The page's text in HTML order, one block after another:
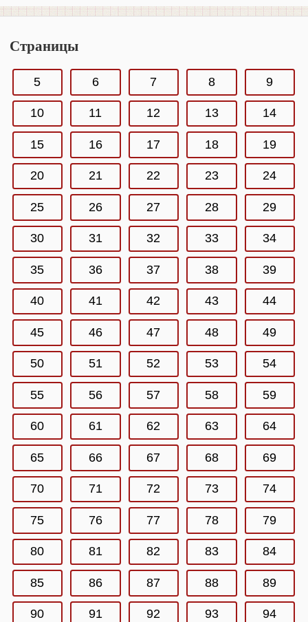
Страницы
5 6 7 8 9
10 11 12 13 14
15 16 17 18 19
20 21 22 23 24
25 26 27 28 29
30 31 32 33 34
35 36 37 38 39
40 41 42 43 44
45 46 47 48 49
50 51 52 53 54
55 56 57 58 59
60 61 62 63 64
65 66 67 68 69
70 71 72 73 74
75 76 77 78 79
80 81 82 83 84
85 86 87 88 89
90 91 92 93 94